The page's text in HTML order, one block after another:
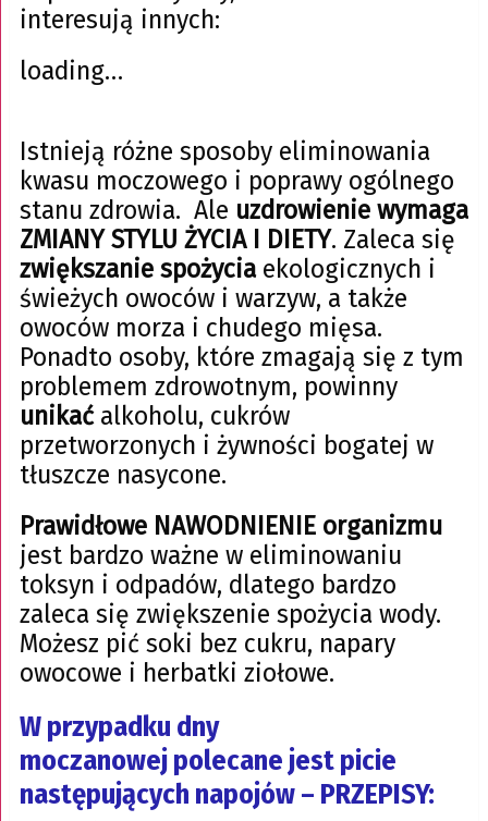
interesują innych:
loading…
Istnieją różne sposoby eliminowania
kwasu moczowego i poprawy ogólnego
stanu zdrowia. Ale uzdrowienie wymaga
ZMIANY STYLU ŻYCIA I DIETY. Zaleca się
zwiększanie spożyciaekologicznych i
świeżych owoców i warzyw, a także
owoców morza i chudego mięsa.
Ponadto osoby, które zmagają się z tym
problemem zdrowotnym, powinny
unikaćalkoholu, cukrów
przetworzonych i żywności bogatej w
tłuszcze nasycone.
Prawidłowe NAWODNIENIE organizmu
jest bardzo ważne w eliminowaniu
toksyn i odpadów, dlatego bardzo
zaleca się zwiększenie spożycia wody.
Możesz pić soki bez cukru, napary
owocowe i herbatki ziołowe.
W przypadku dny
moczanowej polecane jest picie
następujących napojów – PRZEPISY: